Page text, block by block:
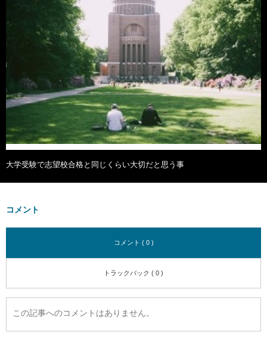
大学受験で志望校合格と同じくらい大切だと思う事
コメント
コメント ( 0 )
トラックバック ( 0 )
この記事へのコメントはありません。